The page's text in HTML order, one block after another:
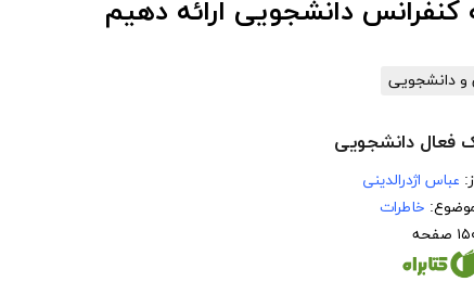
دانشجویی ارائه دهیم
دانشجویی
فعال دانشجویی
عباس اژدرالدینی
خاطرات
صفحه